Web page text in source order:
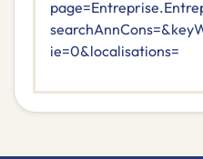
ie=0&localisations=